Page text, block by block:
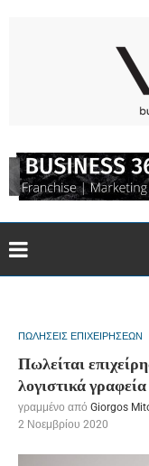
ΠΩΛΗΣΕΙΣ ΕΠΙΧΕΙΡΗΣΕΩΝ
Πωλείται
λογιστικά γραφεία
γραμμένο από Giorgos
2 Νοεμβρίου 2020